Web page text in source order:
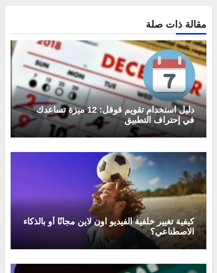
مقالة ذات صلة
دليل استخدام تقويم قوقل: 12 ميزة تساعدك
في إحتراف التطبيق
كيفية تغيير خلفية الفيديو اون لاين مجانًا أو بالذكاء
الاصطناعي؟